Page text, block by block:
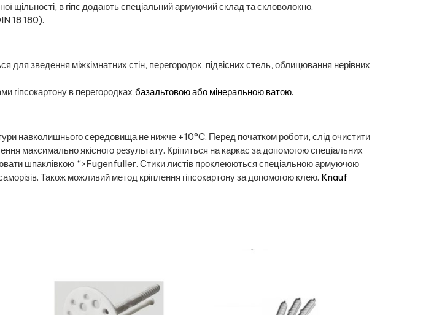
щільності, в гіпс додають спеціальний армуючий склад та скловолокно.
18 180).
зведення міжкімнатних стін, перегородок, підвісних стель, облицювання нерівних
гіпсокартону в перегородках,базальтовою або мінеральною ватою.
навколишнього середовища не нижче +10°C. Перед початком роботи, слід очистити
максимально якісного результату. Кріпиться на каркас за допомогою спеціальних
шпаклівкою “>Fugenfuller. Стики листів проклеюються спеціальною армуючою
Також можливий метод кріплення гіпсокартону за допомогою клею. Knauf